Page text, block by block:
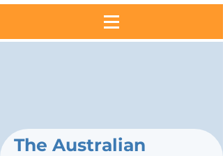
The Australian